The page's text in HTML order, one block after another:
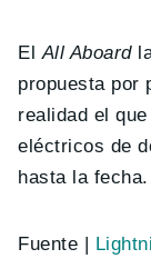
El All Aboard
propuesta por
realidad el
eléctricos de
hasta la fecha.
Fuente |